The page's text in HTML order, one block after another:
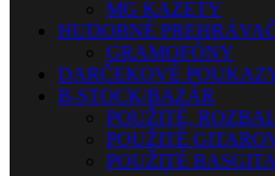
MG KAZETY
HUDOBNÉ
GRAMOFÓNY
DARČEKOVÉ
B-STOCK/BAZÁR
POUŽITÉ,
POUŽITÉ
POUŽITÉ